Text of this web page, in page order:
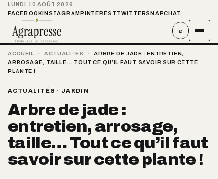
LUNDI 10 AOÛT 2026
FACEBOOKINSTAGRAMPINTEREST TWITTER SNAPCHAT
⌕
ACCUEIL › ACTUALITÉS ›
ARBRE DE JADE : ENTRETIEN,
ARROSAGE, TAILLE… TOUT CE QU’IL FAUT SAVOIR SUR CETTE
PLANTE !
ACTUALITÉS · JARDIN
Arbre de jade :
entretien, arrosage,
taille… Tout ce qu’il faut
savoir sur cette plante !